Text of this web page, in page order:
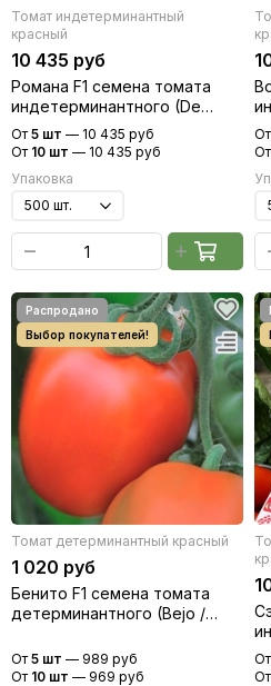
Томат индетерминантный
красный
10 435 руб
Романа F1 семена томата
индетерминантного (De
Ruiter Seeds / Де Ройтер
Сидс)
От 5 шт — 10 435 руб
От 10 шт — 10 435 руб
Упаковка
От
От
Томат детерминантный красный
1 020 руб
Бенито F1 семена томата
детерминантного (Bejo /
От 5 шт — 989 руб
От 10 шт — 969 руб
/
От
От